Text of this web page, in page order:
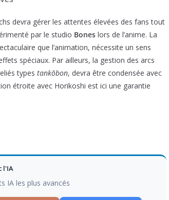
devra gérer les attentes élevées des fans tout
par le studio Bones lors de l’anime. La
que l’animation, nécessite un sens
spéciaux. Par ailleurs, la gestion des arcs
types tankōbon, devra être condensée avec
étroite avec Horikoshi est ici une garantie
l'IA
IA les plus avancés